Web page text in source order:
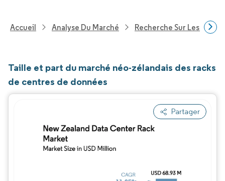
Accueil Analyse Du Marché Recherche Sur Les
Taille et part du marché néo-zélandais des racks
de centres de données
Partager